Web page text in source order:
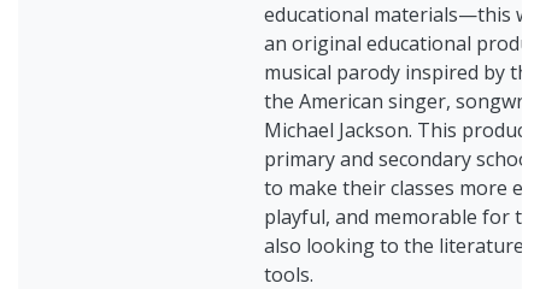
educational materials—this
an original educational
musical parody inspired by
the American singer,
Michael Jackson. This
primary and secondary
to make their classes more
playful, and memorable for
also looking to the literature
tools.